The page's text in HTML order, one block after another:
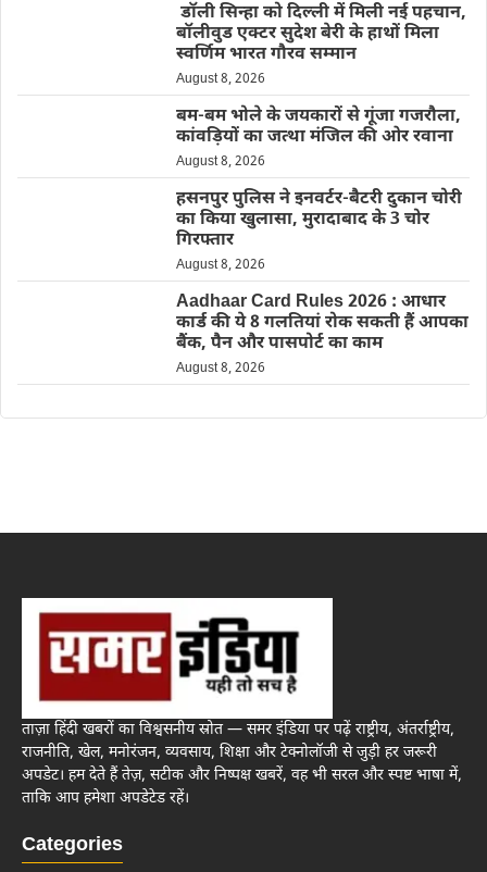
डॉली सिन्हा को दिल्ली में मिली नई पहचान,
बॉलीवुड एक्टर सुदेश बेरी के हाथों मिला
स्वर्णिम भारत गौरव सम्मान
August 8, 2026
बम-बम भोले के जयकारों से गूंजा गजरौला,
कांवड़ियों का जत्था मंजिल की ओर रवाना
August 8, 2026
हसनपुर पुलिस ने इनवर्टर-बैटरी दुकान चोरी
का किया खुलासा, मुरादाबाद के 3 चोर
गिरफ्तार
August 8, 2026
Aadhaar Card Rules 2026 : आधार
कार्ड की ये 8 गलतियां रोक सकती हैं आपका
बैंक, पैन और पासपोर्ट का काम
August 8, 2026
ताज़ा हिंदी खबरों का विश्वसनीय स्रोत — समर इंडिया पर पढ़ें राष्ट्रीय, अंतर्राष्ट्रीय,
राजनीति, खेल, मनोरंजन, व्यवसाय, शिक्षा और टेक्नोलॉजी से जुड़ी हर जरूरी
अपडेट। हम देते हैं तेज़, सटीक और निष्पक्ष खबरें, वह भी सरल और स्पष्ट भाषा में,
ताकि आप हमेशा अपडेटेड रहें।
Categories